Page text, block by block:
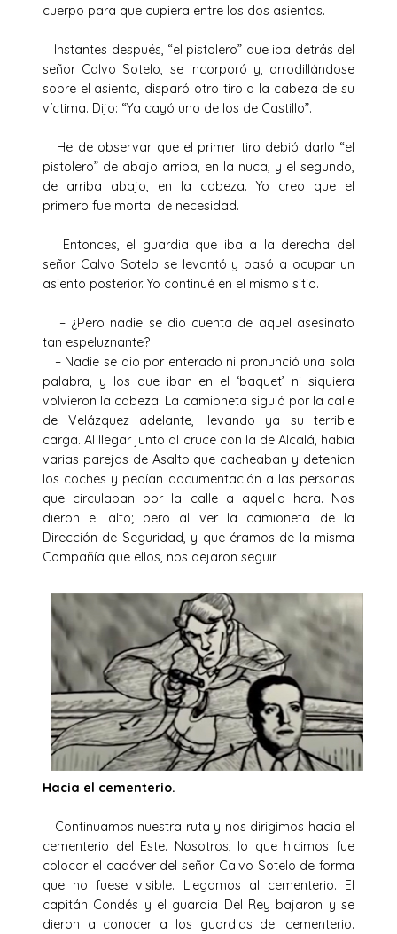
cuerpo para que cupiera entre los dos asientos.
Instantes después, “el pistolero” que iba detrás del
señor Calvo Sotelo, se incorporó y, arrodillándose
sobre el asiento, disparó otro tiro a la cabeza de su
víctima. Dijo: “Ya cayó uno de los de Castillo”.
He de observar que el primer tiro debió darlo “el
pistolero” de abajo arriba, en la nuca, y el segundo,
de arriba abajo, en la cabeza. Yo creo que el
primero fue mortal de necesidad.
Entonces, el guardia que iba a la derecha del
señor Calvo Sotelo se levantó y pasó a ocupar un
asiento posterior. Yo continué en el mismo sitio.
– ¿Pero nadie se dio cuenta de aquel asesinato
tan espeluznante?
– Nadie se dio por enterado ni pronunció una sola
palabra, y los que iban en el ‘baquet’ ni siquiera
volvieron la cabeza. La camioneta siguió por la calle
de Velázquez adelante, llevando ya su terrible
carga. Al llegar junto al cruce con la de Alcalá, había
varias parejas de Asalto que cacheaban y detenían
los coches y pedían documentación a las personas
que circulaban por la calle a aquella hora. Nos
dieron el alto; pero al ver la camioneta de la
Dirección de Seguridad, y que éramos de la misma
Compañía que ellos, nos dejaron seguir.
Hacia el cementerio.
Continuamos nuestra ruta y nos dirigimos hacia el
cementerio del Este. Nosotros, lo que hicimos fue
colocar el cadáver del señor Calvo Sotelo de forma
que no fuese visible. Llegamos al cementerio. El
capitán Condés y el guardia Del Rey bajaron y se
dieron a conocer a los guardias del cementerio.